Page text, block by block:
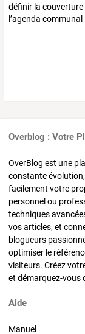
Overblog : Votre
OverBlog est une
constante
facilement votre
personnel ou
techniques
vos articles, et
blogueurs
optimiser le
visiteurs. Créez
et démarquez-vous
Aide
Manuel